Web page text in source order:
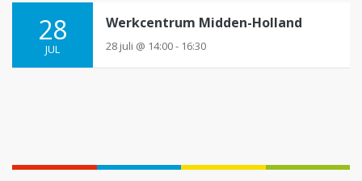
28
JUL
Werkcentrum Midden-Holland
28 juli @ 14:00 - 16:30